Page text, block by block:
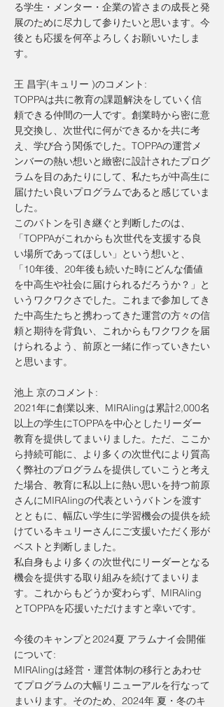
る学生・メンター・企業の皆さまの成長と発
展のために尽力して参りたいと思います。今
後とも応援を何卒よろしくお願いいたしま
す。
王 昌宇(キュリー )のコメント:
TOPPAは共に教育の課題解決をしていく信
頼できる仲間の一人です。創業時から密に意
見交換し、次世代に何ができるかを共に考
え、学び合う関係でした。TOPPAの運営メ
ンバーの熱い想いと緻密に設計されたプログ
ラムを目のあたりにして、私たちが中高生に
届けたい良いプログラムであると感じていま
した。
このバトンを引き継ぐと判断したのは、
「TOPPAがこれからも次世代を支援する良
い場所であってほしい」という想いと、
「10年後、20年後も続いた時にどんな価値
を中高生や社会に届けられるだろうか？」と
いうワクワクさでした。これまで参加してき
た中高生たちと携わってきた運営の方々の信
頼と期待を背負い、これからもワクワクを届
けられるよう、前原と一緒に作っていきたい
と思います。
池上 京のコメント:
2021年に創業以来、MIRAIingは累計2,000名
以上の学生にTOPPAを中心としたリーダー
教育を提供してまいりました。ただ、ここか
ら持続可能に、より多くの次世代により質高
く弊社のプログラムを提供していこうと考え
た場合、教育に私以上に熱い思いを持つ前原
さんにMIRAIingの代表というバトンを渡す
とともに、幅広い学生に学習機会の提供を続
けているキュリーさんにご支援いただく形が
ベストと判断しました。
私自身もより多くの次世代にリーダーとなる
機会を提供する取り組みを続けてまいりま
す。これからもどうか変わらず、MIRAIing
とTOPPAを応援いただけますと幸いです。
今後のキャンプと2024夏 アラムナイ会開催
について:
MIRAIingは経営・運営体制の移行とあわせ
てプログラムの大幅リニューアルを行なって
まいります。そのため、2024年 夏・冬のキ